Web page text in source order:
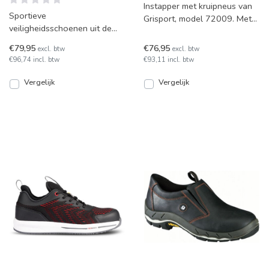
Sportieve
veiligheidsschoenen uit de
TC Pink Wns Low met zwart
en roze d
€79,95 excl. btw
€96,74 incl. btw
Vergelijk
Instapper met kruipneus van
Grisport, model 72009. Met
PU loopzool.
€76,95 excl. btw
€93,11 incl. btw
Vergelijk